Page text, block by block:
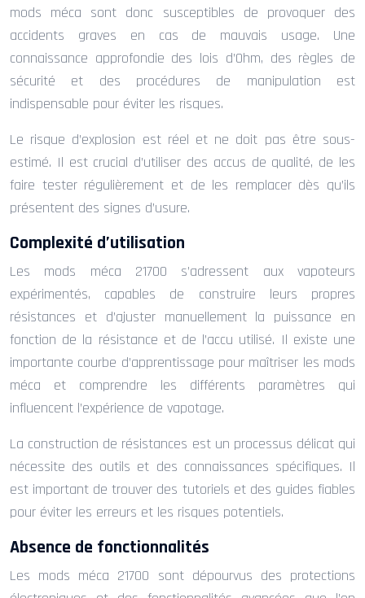
mods méca sont donc susceptibles de provoquer des
accidents graves en cas de mauvais usage. Une
connaissance approfondie des lois d’Ohm, des règles de
sécurité et des procédures de manipulation est
indispensable pour éviter les risques.
Le risque d’explosion est réel et ne doit pas être sous-
estimé. Il est crucial d’utiliser des accus de qualité, de les
faire tester régulièrement et de les remplacer dès qu’ils
présentent des signes d’usure.
Complexité d’utilisation
Les mods méca 21700 s’adressent aux vapoteurs
expérimentés, capables de construire leurs propres
résistances et d’ajuster manuellement la puissance en
fonction de la résistance et de l’accu utilisé. Il existe une
importante courbe d’apprentissage pour maîtriser les mods
méca et comprendre les différents paramètres qui
influencent l’expérience de vapotage.
La construction de résistances est un processus délicat qui
nécessite des outils et des connaissances spécifiques. Il
est important de trouver des tutoriels et des guides fiables
pour éviter les erreurs et les risques potentiels.
Absence de fonctionnalités
Les mods méca 21700 sont dépourvus des protections